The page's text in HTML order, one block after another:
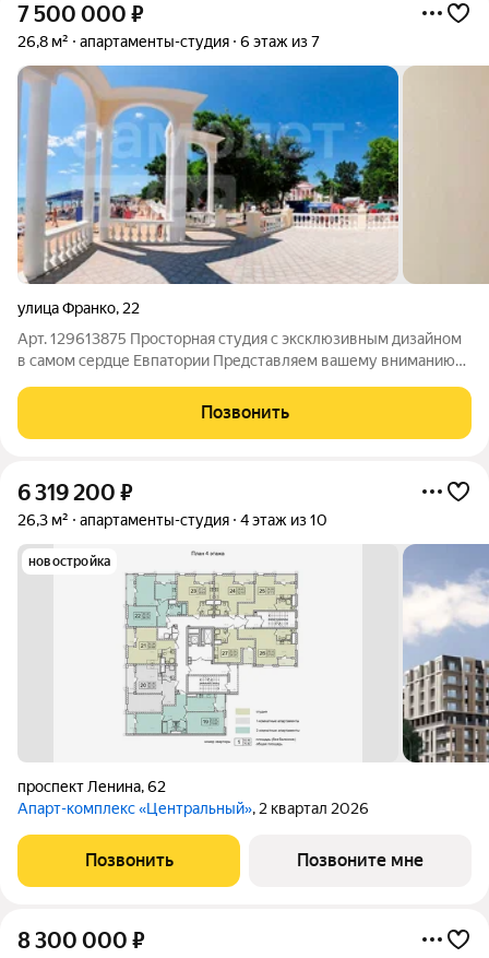
7 500 000 ₽
26,8 м² апартаменты-студия 6 этаж из 7
улица Франко, 22
Арт. 129613875 Просторная студия с эксклюзивным дизайном
в самом сердце Евпатории Представляем вашему вниманию
профессиональным дизайнерским ремонтом, расположенная
всего лишь в 950 шагах от
Позвонить
6 319 200 ₽
26,3 м² апартаменты-студия 4 этаж из 10
новостройка
проспект Ленина,62
Апарт-комплекс «Центральный», 2 квартал 2026
Позвонить Позвоните мне
8 300 000 ₽